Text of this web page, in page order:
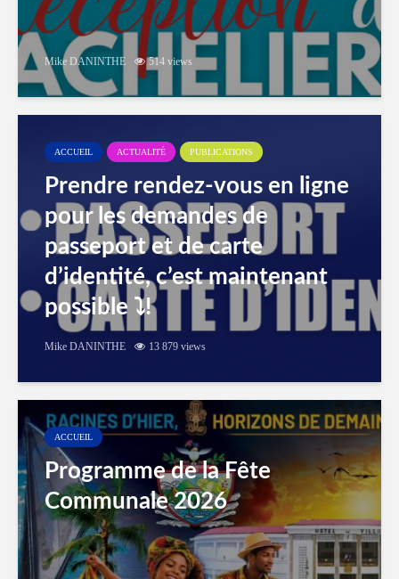
Mike DANINTHE 514 views
ACCUEIL ACTUALITÉ PUBLICATIONS
Prendre rendez-vous en ligne
pour les demandes de
passeport et de carte
d’identité, c’est maintenant
possible ⤵️!
Mike DANINTHE 13 879 views
ACCUEIL
Programme de la Fête
Communale 2026